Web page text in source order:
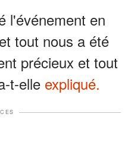
l'événement en
tout nous a été
précieux et tout
t-elle expliqué.